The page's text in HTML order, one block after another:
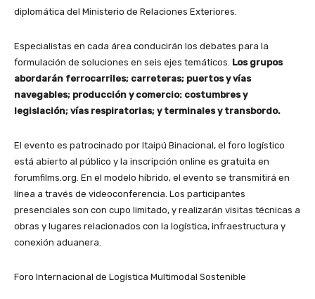
diplomática del Ministerio de Relaciones Exteriores.
Especialistas en cada área conducirán los debates para la
formulación de soluciones en seis ejes temáticos. Los grupos
abordarán ferrocarriles; carreteras; puertos y vías
navegables; producción y comercio: costumbres y
legislación; vías respiratorias; y terminales y transbordo.
El evento es patrocinado por Itaipú Binacional, el foro logístico
está abierto al público y la inscripción online es gratuita en
forumfilms.org. En el modelo híbrido, el evento se transmitirá en
línea a través de videoconferencia. Los participantes
presenciales son con cupo limitado, y realizarán visitas técnicas a
obras y lugares relacionados con la logística, infraestructura y
conexión aduanera.
Foro Internacional de Logística Multimodal Sostenible